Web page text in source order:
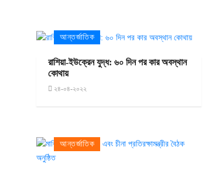
আন্তর্জাতিক
রাশিয়া-ইউক্রেন যুদ্ধ: ৬০ দিন পর কার অবস্থান
কোথায়
২৪-০৪-২০২২
আন্তর্জাতিক